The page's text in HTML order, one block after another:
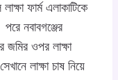
ফার্ম এলাকাটিকে
নবাবগঞ্জের
জমির ওপর লাক্ষা
লাক্ষা চাষ নিয়ে